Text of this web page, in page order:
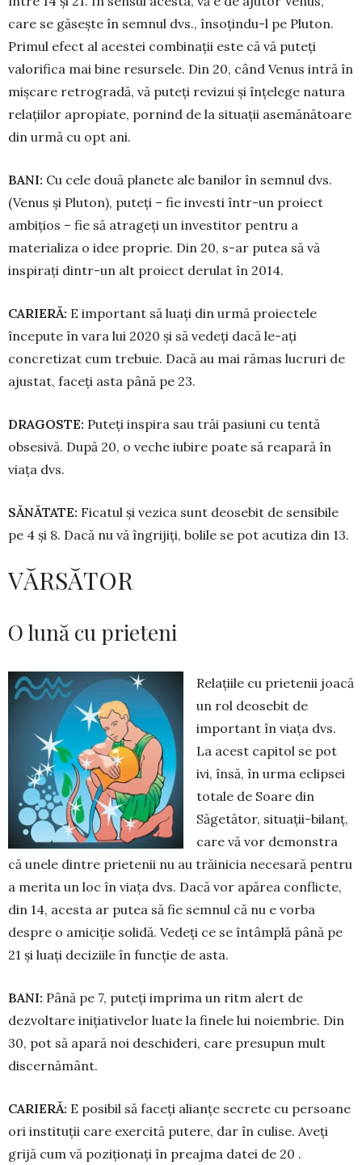
care se gă­­sește în semnul dvs., însoțindu-l pe Pluton.
Pri­mul efect al acestei combinații este că vă puteți
valorifica mai bine resursele. Din 20, când Venus intră în
mișcare retrogradă, vă puteți revizui și în­țelege natura
relațiilor apropiate, pornind de la si­tuații asemănătoare
din urmă cu opt ani.
BANI: Cu cele două planete ale banilor în semnul dvs.
(Venus și Pluton), puteți – fie investi într-un pro­iect
ambițios – fie să atrageți un in­vestitor pentru a
materializa o idee proprie. Din 20, s-ar putea să vă
inspirați dintr-un alt proiect derulat în 2014.
CARIERĂ: E important să luați din urmă pro­iectele
începute în vara lui 2020 și să vedeți dacă le-ați
concretizat cum trebuie. Dacă au mai rămas lucruri de
ajustat, faceți asta până pe 23.
DRAGOSTE: Puteți inspira sau trăi pasiuni cu tentă
obsesivă. După 20, o veche iubire poate să reapară în
viața dvs.
SĂNĂTATE: Ficatul și vezica sunt deosebit de sen­sibile
pe 4 și 8. Dacă nu vă îngrijiți, bolile se pot acutiza din 13.
VĂRSĂTOR
O lună cu prieteni
Relațiile cu prietenii joacă
un rol deo­sebit de
important în viața dvs.
La acest capitol se pot
ivi, însă, în urma eclipsei
totale de Soare din
Săgetător, situații-bilanț,
care vă vor de­mons­tra
că unele dintre prietenii nu au trăi­nicia necesară pentru
a merita un loc în viața dvs. Dacă vor apă­rea conflicte,
din 14, acesta ar putea să fie semnul că nu e vorba
despre o amiciție solidă. Vedeți ce se întâmplă până pe
21 și luați deciziile în funcție de asta.
BANI: Până pe 7, puteți imprima un ritm alert de
dezvoltare inițiativelor luate la finele lui noiem­brie. Din
30, pot să apară noi deschideri, care pre­supun mult
discernământ.
CARIERĂ: E posibil să faceți alianțe secrete cu persoane
ori instituții care exercită putere, dar în culise. Aveți
grijă cum vă poziționați în preajma da­tei de 20 .